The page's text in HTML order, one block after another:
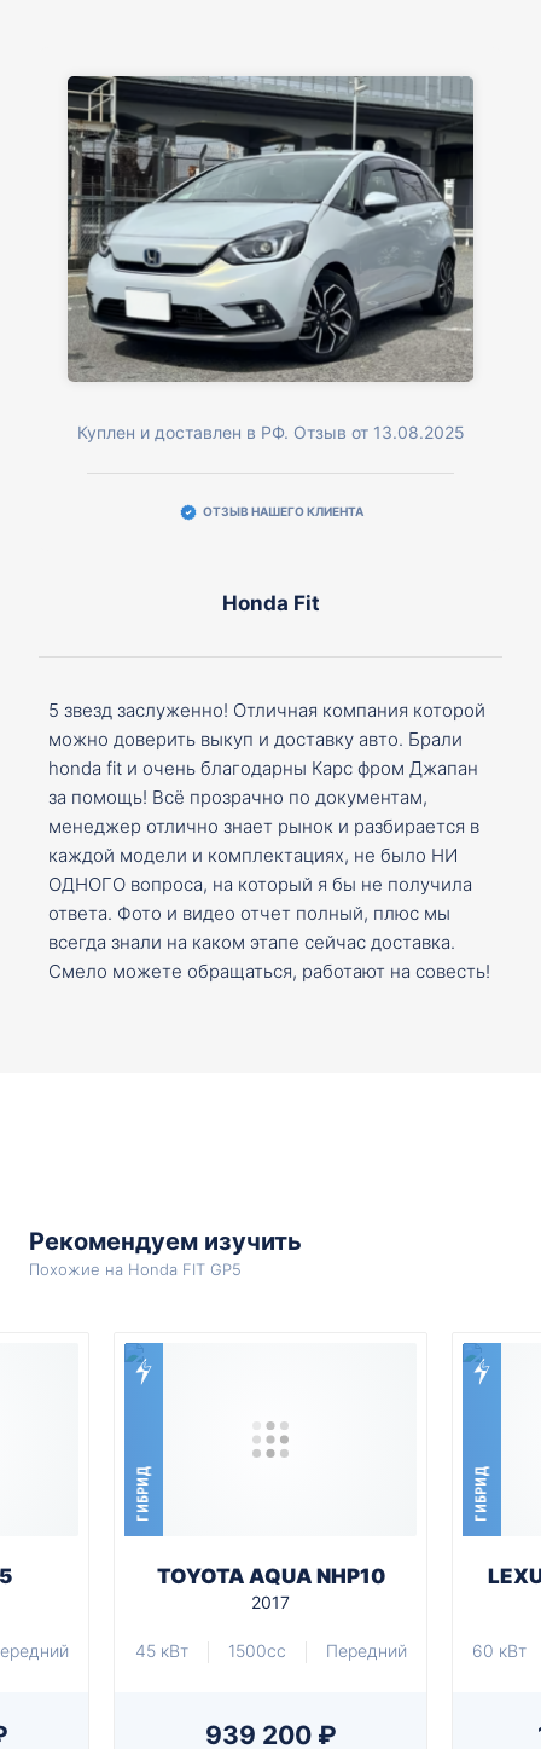
Куплен и доставлен в РФ. Отзыв от 13.08.2025
ОТЗЫВ НАШЕГО КЛИЕНТА
Honda Fit
5 звезд заслуженно! Отличная компания которой
можно доверить выкуп и доставку авто. Брали
honda fit и очень благодарны Карс фром Джапан
за помощь! Всё прозрачно по документам,
менеджер отлично знает рынок и разбирается в
каждой модели и комплектациях, не было НИ
ОДНОГО вопроса, на который я бы не получила
ответа. Фото и видео отчет полный, плюс мы
всегда знали на каком этапе сейчас доставка.
Смело можете обращаться, работают на совесть!
Рекомендуем изучить
Похожие на Honda FIT GP5
ГИБРИД
TOYOTA AQUA NHP10
2017
45 кВт 1500cc Передний
939 200 ₽
ГИБРИД
60 кВт